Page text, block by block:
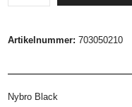
Artikelnummer: 703050210
Nybro Black